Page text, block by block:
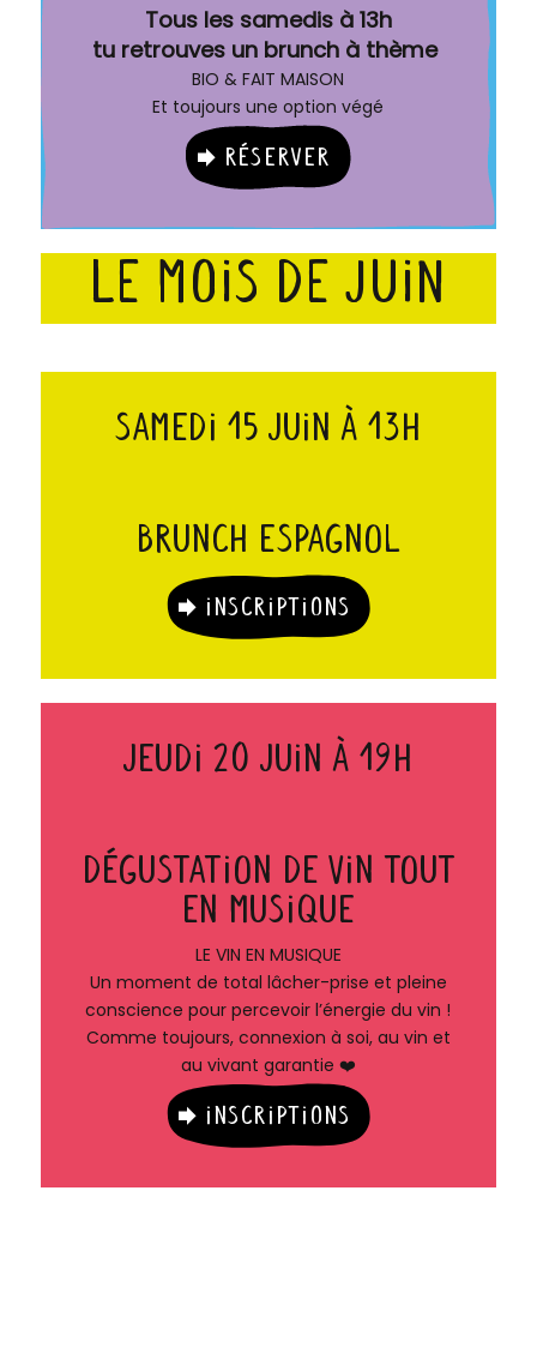
Tous les samedis à 13h
tu retrouves un brunch à thème
BIO & FAIT MAISON
Et toujours une option végé
Réserver
LE MOIS DE JUIN
Samedi 15 juin à 13h
Brunch Espagnol
Inscriptions
Jeudi 20 juin à 19h
Dégustation de vin tout
en musique
LE VIN EN MUSIQUE
Un moment de total lâcher-prise et pleine
conscience pour percevoir l’énergie du vin !
Comme toujours, connexion à soi, au vin et
au vivant garantie ❤️
Inscriptions